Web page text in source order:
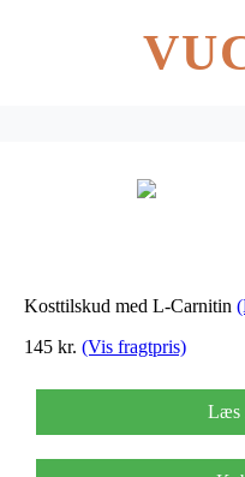
Kosttilskud med L-Carnitin
145 kr. (Vis fragtpris)
Læs